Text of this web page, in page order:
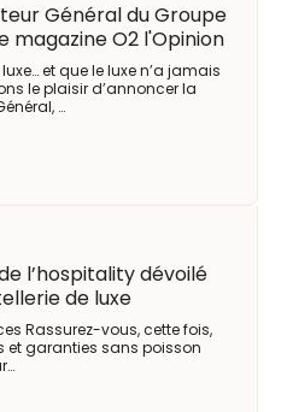
Général du Groupe
magazine O2 l'Opinion
et que le luxe n’a jamais
le plaisir d’annoncer la
…
l’hospitality dévoilé
de luxe
Rassurez-vous, cette fois,
et garanties sans poisson